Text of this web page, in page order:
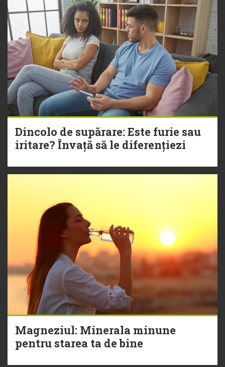
Dincolo de supărare: Este furie sau
iritare? Învață să le diferențiezi
Magneziul: Minerala minune
pentru starea ta de bine